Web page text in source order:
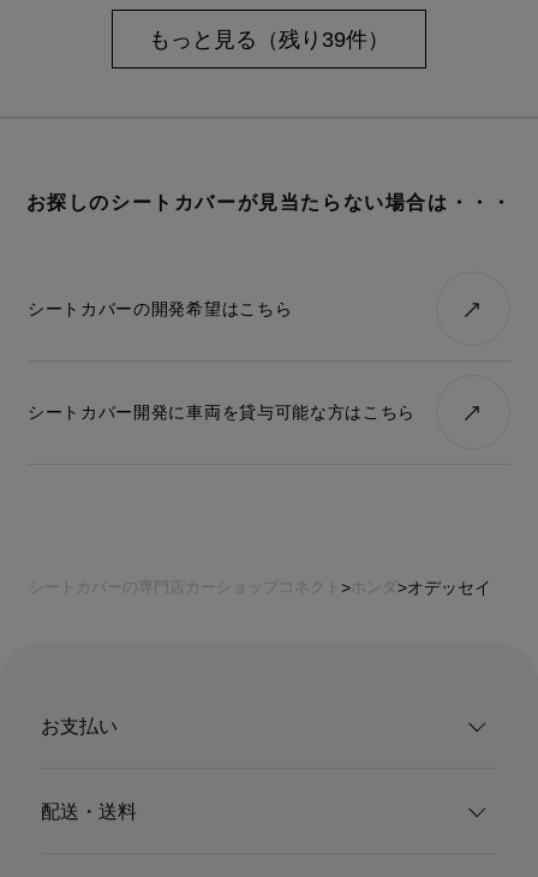
もっと見る（残り39件）
お探しのシートカバーが見当たらない場合は・・・
シートカバーの開発希望はこちら
シートカバー開発に車両を貸与可能な方はこちら
シートカバーの専門店カーショップコネクト ホンダ オデッセイ
お支払い
配送・送料